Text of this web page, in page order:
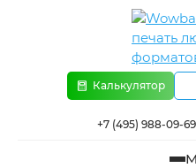
Перейти к основному
Калькулятор
+7 (495) 988-09-69